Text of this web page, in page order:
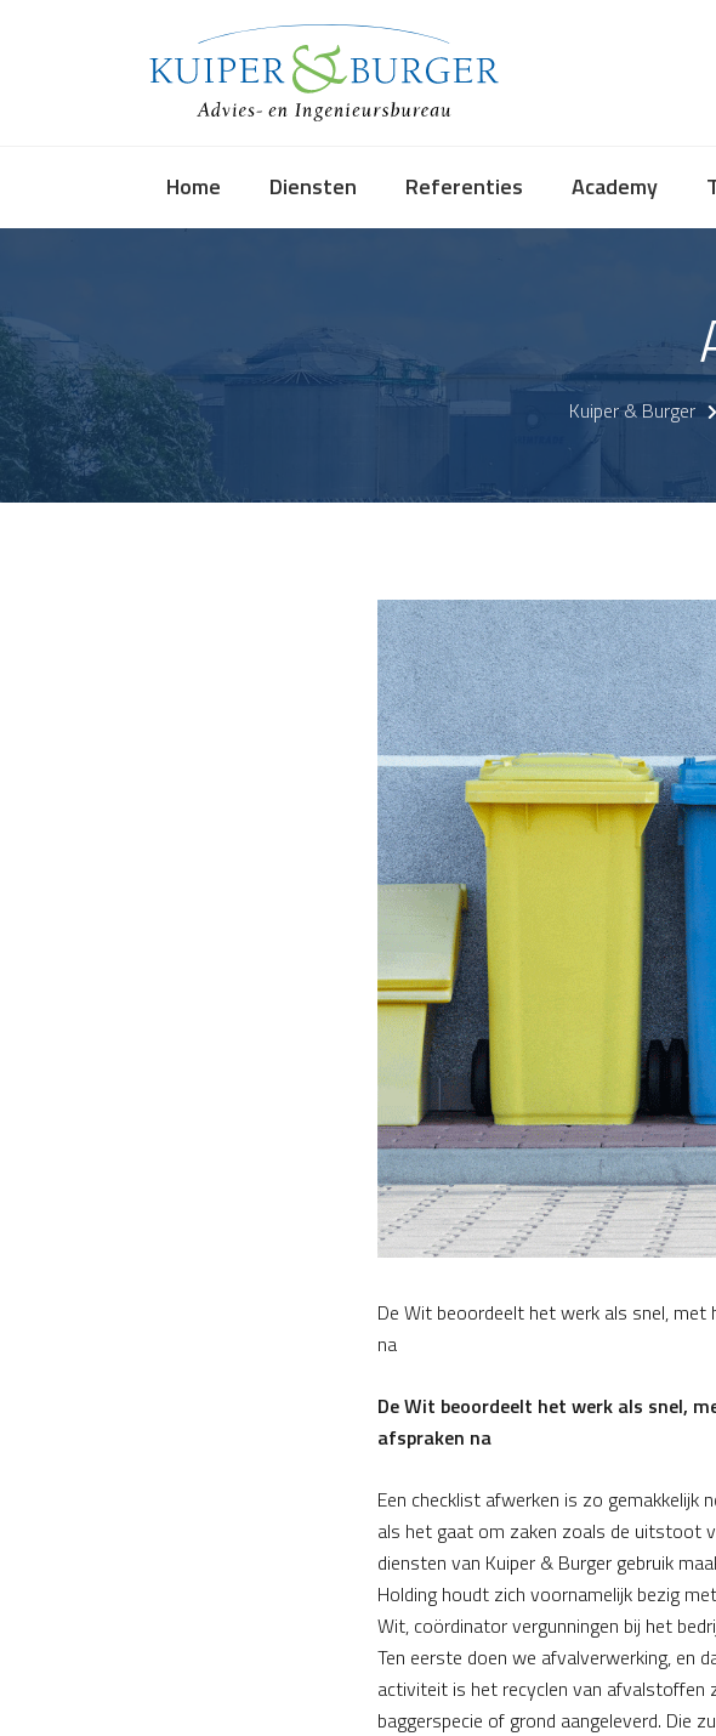
Home Diensten Referenties Academy
Kuiper & Burger
De Wit beoordeelt het werk als snel,
na
De Wit beoordeelt het werk als snel,
afspraken na
Een checklist afwerken is zo gemakkelijk
als het gaat om zaken zoals de uitstoot
diensten van Kuiper & Burger gebruik
Holding houdt zich voornamelijk bezig
Wit, coördinator vergunningen bij het
Ten eerste doen we afvalverwerking, en
activiteit is het recyclen van afvalstoffen
baggerspecie of grond aangeleverd. Die